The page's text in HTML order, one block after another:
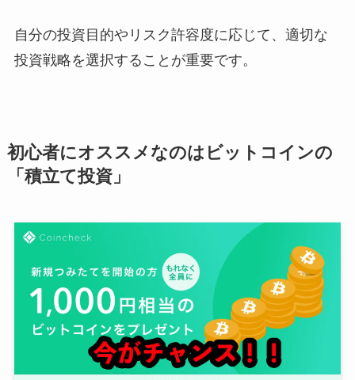
自分の投資目的やリスク許容度に応じて、適切な
投資戦略を選択することが重要です。
初心者にオススメなのはビットコインの
「積立て投資」